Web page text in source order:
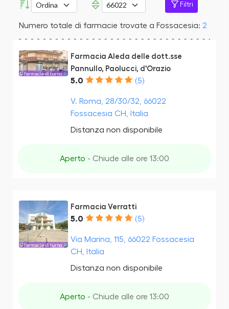
Filtri
Numero totale di farmacie trovate a Fossacesia: 2
Farmacia Aleda delle dott.sse
Pannullo, Paolucci, d'Orazio
5.0 (5)
V. Roma, 28/30/32, 66022
Fossacesia CH, Italia
Distanza non disponibile
Aperto - Chiude alle ore 13:00
Farmacia Verratti
5.0 (5)
Via Marina, 115, 66022 Fossacesia
CH, Italia
Distanza non disponibile
Aperto - Chiude alle ore 13:00